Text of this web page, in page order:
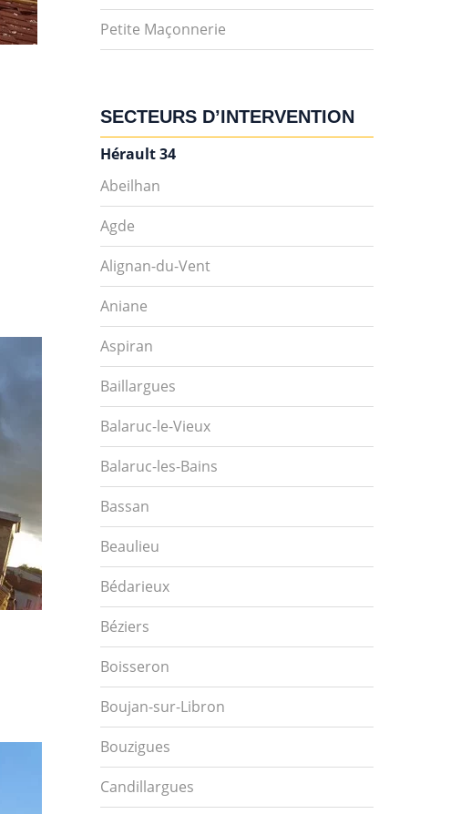
Petite Maçonnerie
SECTEURS D’INTERVENTION
Hérault 34
Abeilhan
Agde
Alignan-du-Vent
Aniane
Aspiran
Baillargues
Balaruc-le-Vieux
Balaruc-les-Bains
Bassan
Beaulieu
Bédarieux
Béziers
Boisseron
Boujan-sur-Libron
Bouzigues
Candillargues